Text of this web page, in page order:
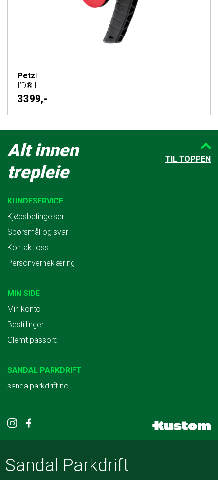
Petzl
I’D® L
3399,-
Alt innen
trepleie
KUNDESERVICE
Kjøpsbetingelser
Spørsmål og svar
Kontakt oss
Personverneklæring
MIN SIDE
Min konto
Bestillinger
Glemt passord
SANDAL PARKDRIFT
sandalparkdrift.no
Sandal Parkdrift
TIL TOPPEN